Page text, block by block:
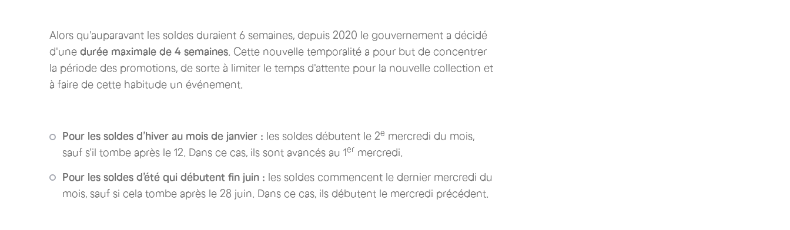
Alors qu'auparavant les soldes duraient 6 semaines, depuis 2020 le gouvernement a décidé
d'une durée maximale de 4 semaines. Cette nouvelle temporalité a pour but de concentrer
la période des promotions, de sorte à limiter le temps d'attente pour la nouvelle collection et
à faire de cette habitude un événement.
Pour les soldes d’hiver au mois de janvier : les soldes débutent le 2e mercredi du mois,
sauf s’il tombe après le 12. Dans ce cas, ils sont avancés au 1er mercredi.
Pour les soldes d’été qui débutent fin juin : les soldes commencent le dernier mercredi du
mois, sauf si cela tombe après le 28 juin. Dans ce cas, ils débutent le mercredi précédent.